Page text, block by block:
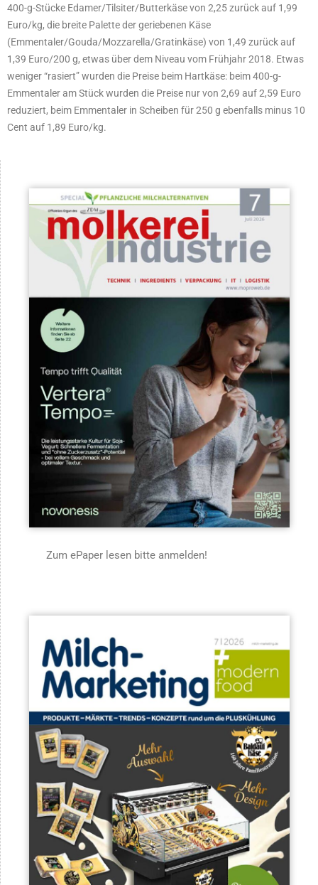
400-g-Stücke Edamer/Tilsiter/Butterkäse von 2,25 zurück auf 1,99
Euro/kg, die breite Palette der geriebenen Käse
(Emmentaler/Gouda/Mozzarella/Gratinkäse) von 1,49 zurück auf
1,39 Euro/200 g, etwas über dem Niveau vom Frühjahr 2018. Etwas
weniger “rasiert” wurden die Preise beim Hartkäse: beim 400-g-
Emmentaler am Stück wurden die Preise nur von 2,69 auf 2,59 Euro
reduziert, beim Emmentaler in Scheiben für 250 g ebenfalls minus 10
Cent auf 1,89 Euro/kg.
Zum ePaper lesen bitte anmelden!